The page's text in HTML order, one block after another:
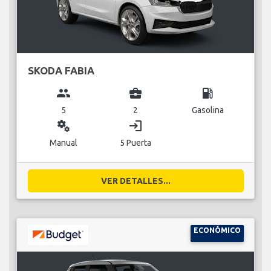
SKODA FABIA
group
5
business_center
2
local_gas_station
Gasolina
miscellaneous_services
Manual
login
5 Puerta
VER DETALLES...
ECONÓMICO